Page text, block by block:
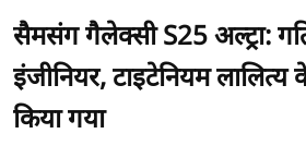
सैमसंग गैलेक्सी S25 अल्ट्रा:
इंजीनियर, टाइटेनियम
किया गया